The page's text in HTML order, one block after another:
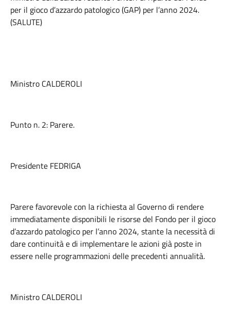
per il gioco d’azzardo patologico (GAP) per l’anno 2024.
(SALUTE)
Ministro CALDEROLI
Punto n. 2: Parere.
Presidente FEDRIGA
Parere favorevole con la richiesta al Governo di rendere
immediatamente disponibili le risorse del Fondo per il gioco
d’azzardo patologico per l’anno 2024, stante la necessità di
dare continuità e di implementare le azioni già poste in
essere nelle programmazioni delle precedenti annualità.
Ministro CALDEROLI